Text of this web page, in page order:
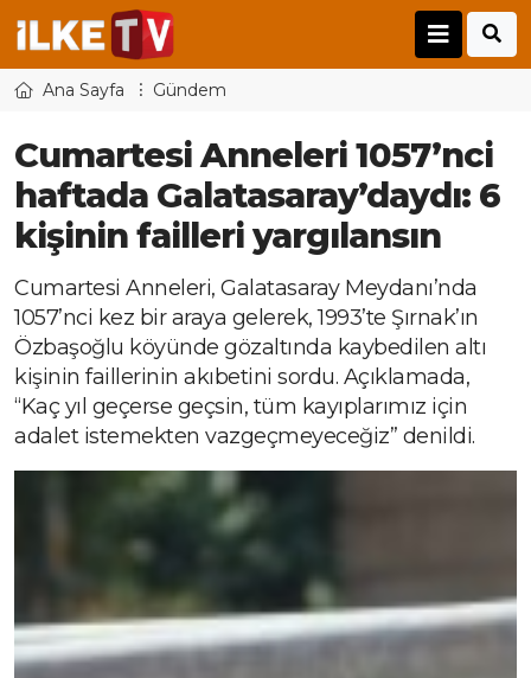
Ana Sayfa Gündem
Cumartesi Anneleri 1057’nci
haftada Galatasaray’daydı: 6
kişinin failleri yargılansın
Cumartesi Anneleri, Galatasaray Meydanı’nda
1057’nci kez bir araya gelerek, 1993’te Şırnak’ın
Özbaşoğlu köyünde gözaltında kaybedilen altı
kişinin faillerinin akıbetini sordu. Açıklamada,
“Kaç yıl geçerse geçsin, tüm kayıplarımız için
adalet istemekten vazgeçmeyeceğiz” denildi.